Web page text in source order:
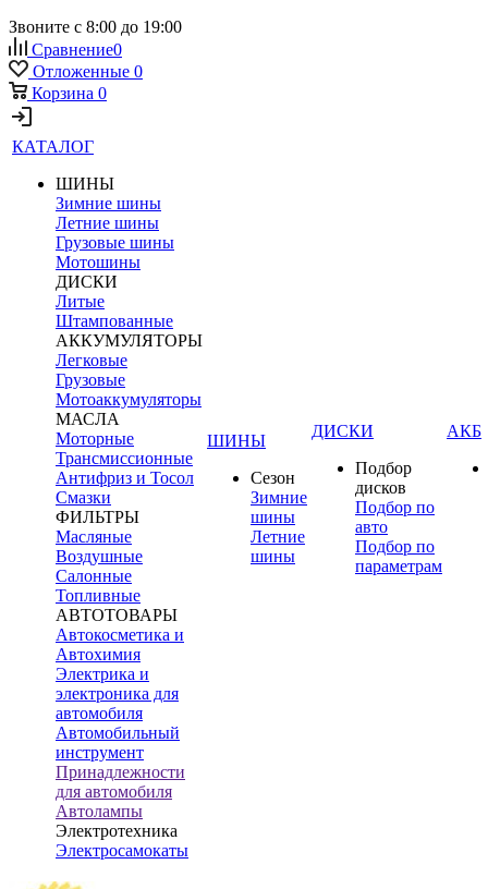
Звоните с 8:00 до 19:00
Сравнение0
Отложенные 0
Корзина 0
КАТАЛОГ
ШИНЫ
Зимние шины
Летние шины
Грузовые шины
Мотошины
ДИСКИ
Литые
Штампованные
АККУМУЛЯТОРЫ
Легковые
Грузовые
Мотоаккумуляторы
МАСЛА
Моторные
Трансмиссионные
Антифриз и Тосол
Смазки
ФИЛЬТРЫ
Масляные
Воздушные
Салонные
Топливные
АВТОТОВАРЫ
Автокосметика и
Автохимия
Электрика и
электроника для
автомобиля
Автомобильный
инструмент
Принадлежности
для автомобиля
Автолампы
Электротехника
Электросамокаты
ШИНЫ
Сезон
Зимние
шины
Летние
шины
ДИСКИ
Подбор
дисков
Подбор по
авто
Подбор по
параметрам
АКБ